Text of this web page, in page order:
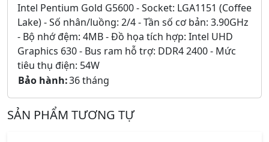
Intel Pentium Gold G5600 - Socket: LGA1151 (Coffee
Lake) - Số nhân/luồng: 2/4 - Tần số cơ bản: 3.90GHz
- Bộ nhớ đệm: 4MB - Đồ họa tích hợp: Intel UHD
Graphics 630 - Bus ram hỗ trợ: DDR4 2400 - Mức
tiêu thụ điện: 54W
Bảo hành:36 tháng
SẢN PHẨM TƯƠNG TỰ